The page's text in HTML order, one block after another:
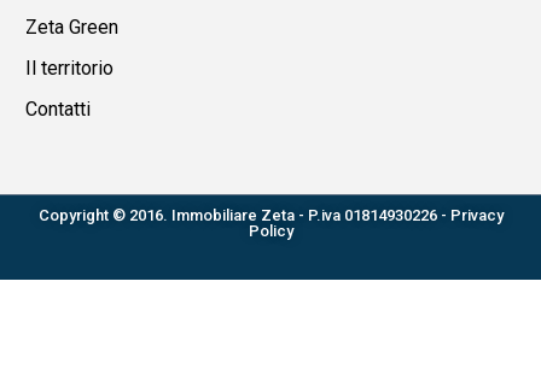
Zeta Green
Il territorio
Contatti
Copyright © 2016. Immobiliare Zeta - P.iva 01814930226 - Privacy
Policy